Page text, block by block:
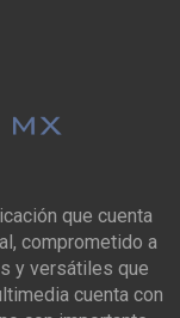
que cuenta
comprometido a
y versátiles que
cuenta con